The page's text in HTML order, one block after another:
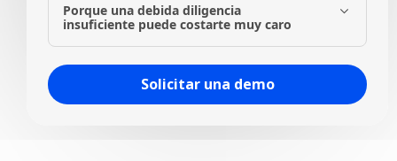
profundos y monitoreo continuo. Evalúa
estructuras empresariales complejas e
identifica beneficiarios reales para decisiones
estratégicas y rápidas.​
Porque una debida diligencia
insuficiente puede costarte muy caro​
que cumplas con las normativas internacionales
y evitando sanciones y daños reputacionales
Solicitar una demo